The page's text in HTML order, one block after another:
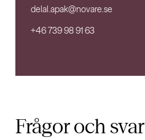
delal.apak@novare.se
+46 739 98 91 63
Frågor och svar